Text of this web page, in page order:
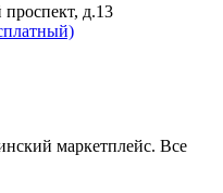
д.13
маркетплейс. Все